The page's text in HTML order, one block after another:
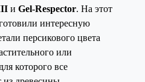
и Gel-Respector. На этот
интересную
персикового цвета
или
которого все